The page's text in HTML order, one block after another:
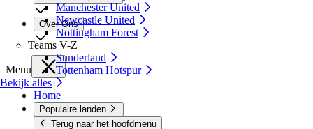
Manchester United
Newcastle United
Nottingham Forest
Teams V-Z
Sunderland
Tottenham Hotspur
Bekijk alles
Over Ons
Menu
Home
Populaire landen
Terug naar het hoofdmenu